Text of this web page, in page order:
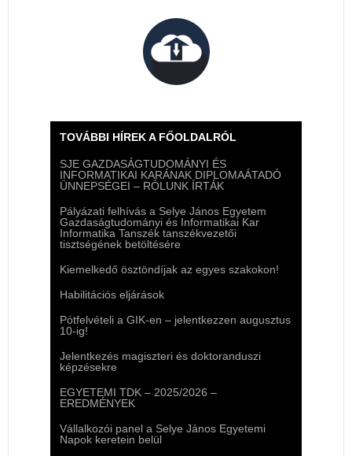
TOVÁBBI HÍREK A FŐOLDALRÓL
SJE GAZDASÁGTUDOMÁNYI ÉS
INFORMATIKAI KARÁNAK DIPLOMAÁTADÓ
ÜNNEPSÉGEI – RÓLUNK ÍRTÁK
Pályázati felhívás a Selye János Egyetem
Gazdaságtudományi és Informatikai Kar
Informatika Tanszék tanszékvezetői
tisztségének betöltésére
Kiemelkedő ösztöndíjak az egyes szakokon!
Habilitációs eljárások
Pótfelvételi a GIK-en – jelentkezzen augusztus
10-ig!
Jelentkezés magiszteri és doktoranduszi
képzésekre
EGYETEMI TDK – 2025/2026 –
EREDMÉNYEK
Vállalkozói panel a Selye János Egyetemi
Napok keretein belül